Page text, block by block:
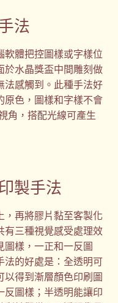
法
體把控圖樣或字樣位
於水晶獎盃中間雕刻做
法感觸到。此種手法好
原色，圖樣和字樣不會
角，搭配光線可產生
製手法
，再將膠片黏至客製化
有三種視覺感受處理效
圖樣，一正和一反圖
法的好處是：全透明可
得到漸層顏色印刷圖
圖樣；半透明能讓印